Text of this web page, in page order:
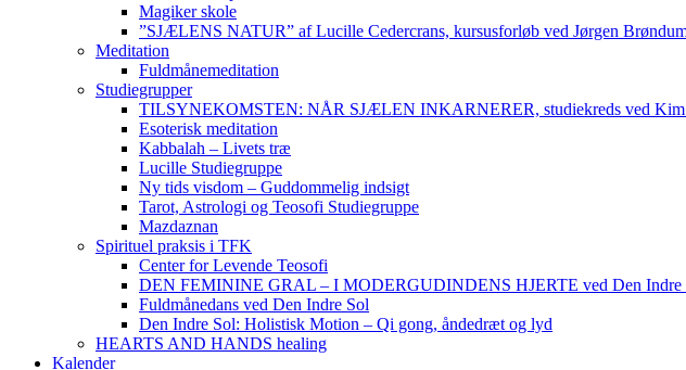
Magiker skole
”SJÆLENS NATUR” af Lucille Cedercrans, kursusforløb ved Jørgen
Meditation
Fuldmånemeditation
Studiegrupper
TILSYNEKOMSTEN: NÅR SJÆLEN INKARNERER, studiekreds ved Kim
Esoterisk meditation
Kabbalah – Livets træ
Lucille Studiegruppe
Ny tids visdom – Guddommelig indsigt
Tarot, Astrologi og Teosofi Studiegruppe
Mazdaznan
Spirituel praksis i TFK
Center for Levende Teosofi
DEN FEMININE GRAL – I MODERGUDINDENS HJERTE ved Den Indre
Fuldmånedans ved Den Indre Sol
Den Indre Sol: Holistisk Motion – Qi gong, åndedræt og lyd
HEARTS AND HANDS healing
Kalender